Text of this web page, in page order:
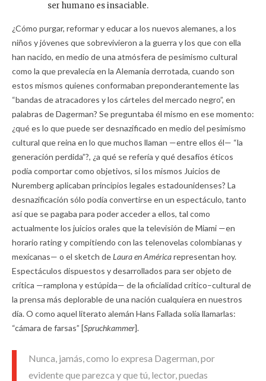
ser humano es insaciable.
¿Cómo purgar, reformar y educar a los nuevos alemanes, a los
niños y jóvenes que sobrevivieron a la guerra y los que con ella
han nacido, en medio de una atmósfera de pesimismo cultural
como la que prevalecía en la Alemania derrotada, cuando son
estos mismos quienes conformaban preponderantemente las
“bandas de atracadores y los cárteles del mercado negro”, en
palabras de Dagerman? Se preguntaba él mismo en ese momento:
¿qué es lo que puede ser desnazificado en medio del pesimismo
cultural que reina en lo que muchos llaman —entre ellos él— “la
generación perdida”?, ¿a qué se refería y qué desafíos éticos
podía comportar como objetivos, si los mismos Juicios de
Nuremberg aplicaban principios legales estadounidenses? La
desnazificación sólo podía convertirse en un espectáculo, tanto
así que se pagaba para poder acceder a ellos, tal como
actualmente los juicios orales que la televisión de Miami —en
horario rating y compitiendo con las telenovelas colombianas y
mexicanas— o el sketch deLaura en Américarepresentan hoy.
Espectáculos dispuestos y desarrollados para ser objeto de
crítica —ramplona y estúpida— de la oficialidad crítico–cultural de
la prensa más deplorable de una nación cualquiera en nuestros
día. O como aquel literato alemán Hans Fallada solía llamarlas:
“cámara de farsas” [Spruchkammer].
Nunca, jamás, como lo expresa Dagerman, por
evidente que parezca y que tú, lector, puedas